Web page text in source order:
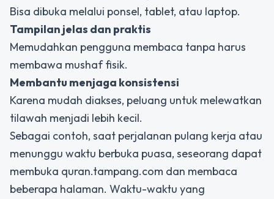
Bisa dibuka melalui ponsel, tablet, atau laptop.
Tampilan jelas dan praktis
Memudahkan pengguna membaca tanpa harus
membawa mushaf fisik.
Membantu menjaga konsistensi
Karena mudah diakses, peluang untuk melewatkan
tilawah menjadi lebih kecil.
Sebagai contoh, saat perjalanan pulang kerja atau
menunggu waktu berbuka puasa, seseorang dapat
membuka quran.tampang.com dan membaca
beberapa halaman. Waktu-waktu yang